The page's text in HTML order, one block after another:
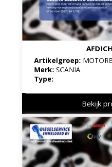
Artikelgroep:
Merk: SCANIA
Type:
Bekijk